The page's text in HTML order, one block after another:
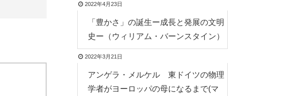
2022年4月23日
「豊かさ」の誕生ー成長と発展の文明
史ー（ウィリアム・バーンスタイン）
2022年3月21日
アンゲラ・メルケル 東ドイツの物理
学者がヨーロッパの母になるまで(マ